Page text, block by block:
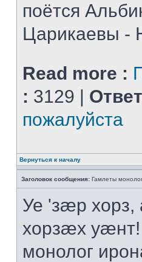
поётся
Царикаевы -
Read more :
: 3129 |
пожалуйста
Вернуться к началу
Заголовок сообщения: Гамлеты
Уе 'зæр
хорзæх
монолог